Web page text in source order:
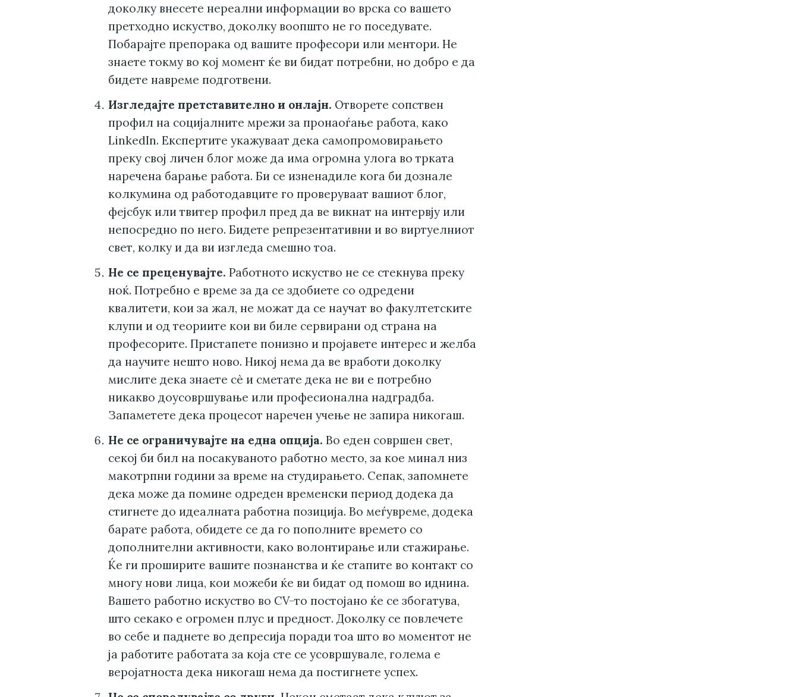
доколку внесете нереални информации во врска со вашето
претходно искуство, доколку воопшто не го поседувате.
Побарајте препорака од вашите професори или ментори. Не
знаете токму во кој момент ќе ви бидат потребни, но добро е да
бидете навреме подготвени.
Изгледајте претставително и онлајн. Отворете сопствен
профил на социјалните мрежи за пронаоѓање работа, како
LinkedIn. Експертите укажуваат дека самопромовирањето
преку свој личен блог може да има огромна улога во трката
наречена барање работа. Би се изненадиле кога би дознале
колкумина од работодавците го проверуваат вашиот блог,
фејсбук или твитер профил пред да ве викнат на интервју или
непосредно по него. Бидете репрезентативни и во виртуелниот
свет, колку и да ви изгледа смешно тоа.
Не се преценувајте. Работното искуство не се стекнува преку
ноќ. Потребно е време за да се здобиете со одредени
квалитети, кои за жал, не можат да се научат во факултетските
клупи и од теориите кои ви биле сервирани од страна на
професорите. Пристапете понизно и пројавете интерес и желба
да научите нешто ново. Никој нема да ве вработи доколку
мислите дека знаете сè и сметате дека не ви е потребно
никакво доусовршување или професионална надградба.
Запаметете дека процесот наречен учење не запира никогаш.
Не се ограничувајте на една опција. Во еден совршен свет,
секој би бил на посакуваното работно место, за кое минал низ
макотрпни години за време на студирањето. Сепак, запомнете
дека може да помине одреден временски период додека да
стигнете до идеалната работна позиција. Во меѓувреме, додека
барате работа, обидете се да го пополните времето со
дополнителни активности, како волонтирање или стажирање.
Ќе ги проширите вашите познанства и ќе стапите во контакт со
многу нови лица, кои можеби ќе ви бидат од помош во иднина.
Вашето работно искуство во CV-то постојано ќе се збогатува,
што секако е огромен плус и предност. Доколку се повлечете
во себе и паднете во депресија поради тоа што во моментот не
ја работите работата за која сте се усовршувале, голема е
веројатноста дека никогаш нема да постигнете успех.